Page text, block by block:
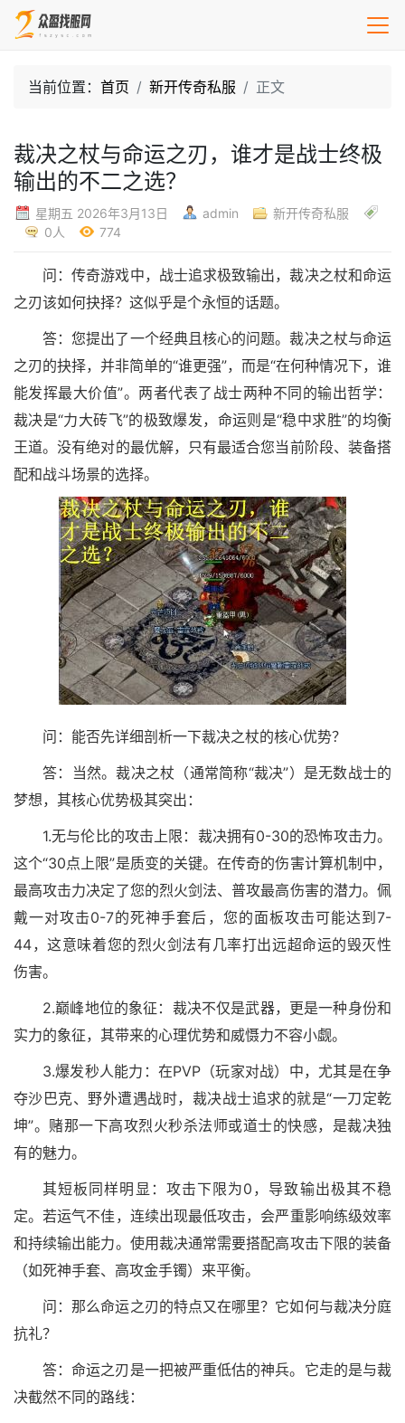
当前位置： 首页 新开传奇私服 正文
裁决之杖与命运之刃，谁才是战士终极
输出的不二之选？
星期五 2026年3月13日 admin
新开传奇私服
0人
774
问：传奇游戏中，战士追求极致输出，裁决之杖和命运
之刃该如何抉择？这似乎是个永恒的话题。
答：您提出了一个经典且核心的问题。裁决之杖与命运
之刃的抉择，并非简单的“谁更强”，而是“在何种情况下，谁
能发挥最大价值”。两者代表了战士两种不同的输出哲学：
裁决是“力大砖飞”的极致爆发，命运则是“稳中求胜”的均衡
王道。没有绝对的最优解，只有最适合您当前阶段、装备搭
配和战斗场景的选择。
问：能否先详细剖析一下裁决之杖的核心优势？
答：当然。裁决之杖（通常简称“裁决”）是无数战士的
梦想，其核心优势极其突出：
1.无与伦比的攻击上限：裁决拥有0-30的恐怖攻击力。
这个“30点上限”是质变的关键。在传奇的伤害计算机制中，
最高攻击力决定了您的烈火剑法、普攻最高伤害的潜力。佩
戴一对攻击0-7的死神手套后，您的面板攻击可能达到7-
44，这意味着您的烈火剑法有几率打出远超命运的毁灭性
伤害。
2.巅峰地位的象征：裁决不仅是武器，更是一种身份和
实力的象征，其带来的心理优势和威慑力不容小觑。
3.爆发秒人能力：在PVP（玩家对战）中，尤其是在争
夺沙巴克、野外遭遇战时，裁决战士追求的就是“一刀定乾
坤”。赌那一下高攻烈火秒杀法师或道士的快感，是裁决独
有的魅力。
其短板同样明显：攻击下限为0，导致输出极其不稳
定。若运气不佳，连续出现最低攻击，会严重影响练级效率
和持续输出能力。使用裁决通常需要搭配高攻击下限的装备
（如死神手套、高攻金手镯）来平衡。
问：那么命运之刃的特点又在哪里？它如何与裁决分庭
抗礼？
答：命运之刃是一把被严重低估的神兵。它走的是与裁
决截然不同的路线：